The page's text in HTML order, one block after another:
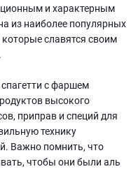
и характерным
из наиболее популярных
славятся своим
с фаршем
высокого
приправ и специй для
технику
Важно помнить, что
чтобы они были аль